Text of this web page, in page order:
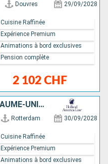
Douvres 29/09/2028
2 102 CHF
Cuisine Raffinée
Expérience Premium
Animations à bord exclusives
Pension complète
PAYS-BAS, PORTUGAL, ROYAUME-UNI, TENERIFE, LANZAROTE, MAROC
Rotterdam 30/09/2028
Cuisine Raffinée
Expérience Premium
Animations à bord exclusives